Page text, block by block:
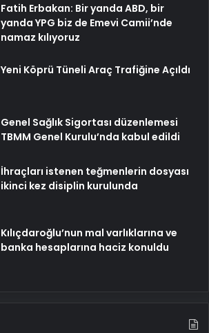
Fatih Erbakan: Bir yanda ABD, bir
yanda YPG biz de Emevi Camii’nde
namaz kılıyoruz
Yeni Köprü Tüneli Araç Trafiğine Açıldı
Genel Sağlık Sigortası düzenlemesi
TBMM Genel Kurulu’nda kabul edildi
İhraçları istenen teğmenlerin dosyası
ikinci kez disiplin kurulunda
Kılıçdaroğlu’nun mal varlıklarına ve
banka hesaplarına haciz konuldu